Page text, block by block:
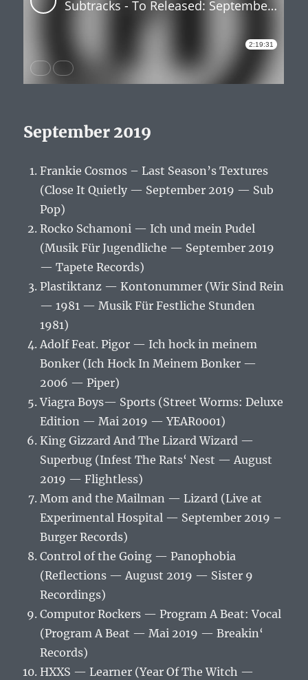
September 2019
Frankie Cosmos – Last Season’s Textures
(Close It Quietly — September 2019 — Sub
Pop)
Rocko Schamoni — Ich und mein Pudel
(Musik Für Jugendliche — September 2019
— Tapete Records)
Plastiktanz — Kontonummer (Wir Sind Rein
— 1981 — Musik Für Festliche Stunden
1981)
Adolf Feat. Pigor — Ich hock in meinem
Bonker (Ich Hock In Meinem Bonker —
2006 — Piper)
Viagra Boys‎— Sports (Street Worms: Deluxe
Edition — Mai 2019 — YEAR0001)
King Gizzard And The Lizard Wizard —
Superbug (Infest The Rats‘ Nest — August
2019 — Flightless)
Mom and the Mailman — Lizard (Live at
Experimental Hospital — September 2019 –
Burger Records)
Control of the Going — Panophobia
(Reflections — August 2019 — Sister 9
Recordings)
Computor Rockers — Program A Beat: Vocal
(Program A Beat — Mai 2019 — Breakin‘
Records)
HXXS — Learner (Year Of The Witch —